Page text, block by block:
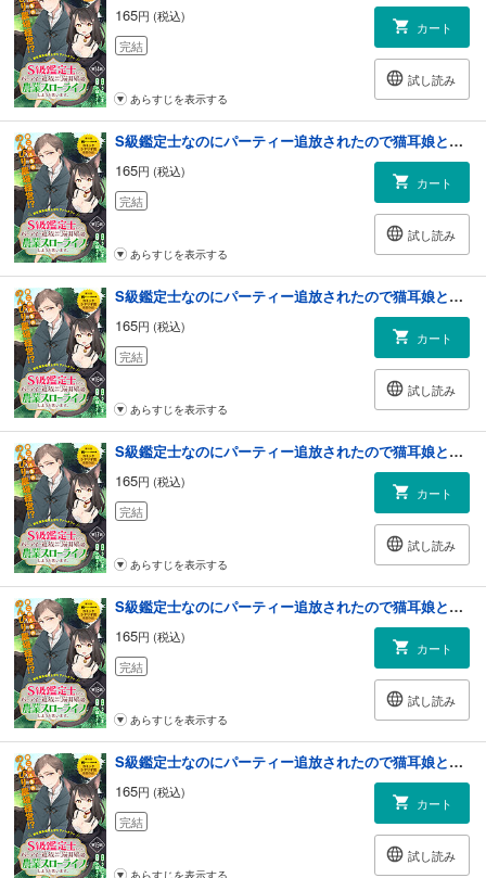
165円 (税込)
完結
カート
試し読み
あらすじを表示する
S級鑑定士なのにパーティー追放されたので猫耳娘と農業スローライフしようと思います。（単話版）第15話
165円 (税込)
完結
カート
試し読み
あらすじを表示する
S級鑑定士なのにパーティー追放されたので猫耳娘と農業スローライフしようと思います。（単話版）第16話
165円 (税込)
完結
カート
試し読み
あらすじを表示する
S級鑑定士なのにパーティー追放されたので猫耳娘と農業スローライフしようと思います。（単話版）第17話
165円 (税込)
完結
カート
試し読み
あらすじを表示する
S級鑑定士なのにパーティー追放されたので猫耳娘と農業スローライフしようと思います。（単話版）第18話
165円 (税込)
完結
カート
試し読み
あらすじを表示する
S級鑑定士なのにパーティー追放されたので猫耳娘と農業スローライフしようと思います。（単話版）第19話
165円 (税込)
完結
カート
試し読み
あらすじを表示する